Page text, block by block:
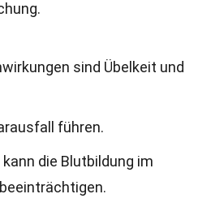
sind Übelkeit und
führen.
die Blutbildung im